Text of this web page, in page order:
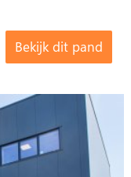
Bekijk dit pand